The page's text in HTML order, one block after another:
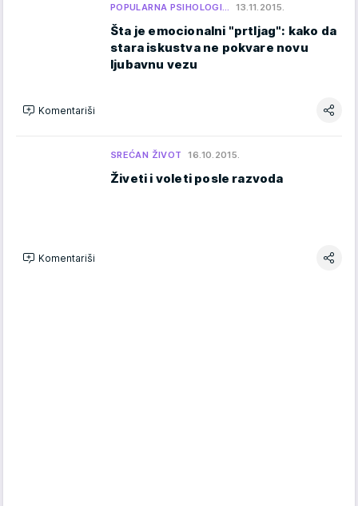
POPULARNA PSIHOLOGI… 13.11.2015.
Šta je emocionalni "prtljag": kako da
stara iskustva ne pokvare novu
ljubavnu vezu
Komentariši
SREĆAN ŽIVOT 16.10.2015.
Živeti i voleti posle razvoda
Komentariši